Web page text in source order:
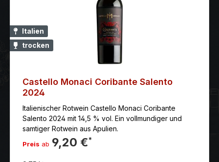
Italien
trocken
Castello Monaci Coribante Salento
2024
Italienischer Rotwein Castello Monaci Coribante
Salento 2024 mit 14,5 % vol. Ein vollmundiger und
samtiger Rotwein aus Apulien.
Preis ab 9,20 €*